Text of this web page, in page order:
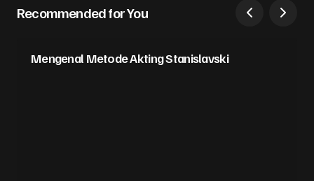
Recommended for You
Mengenal Metode Akting Stanislavski